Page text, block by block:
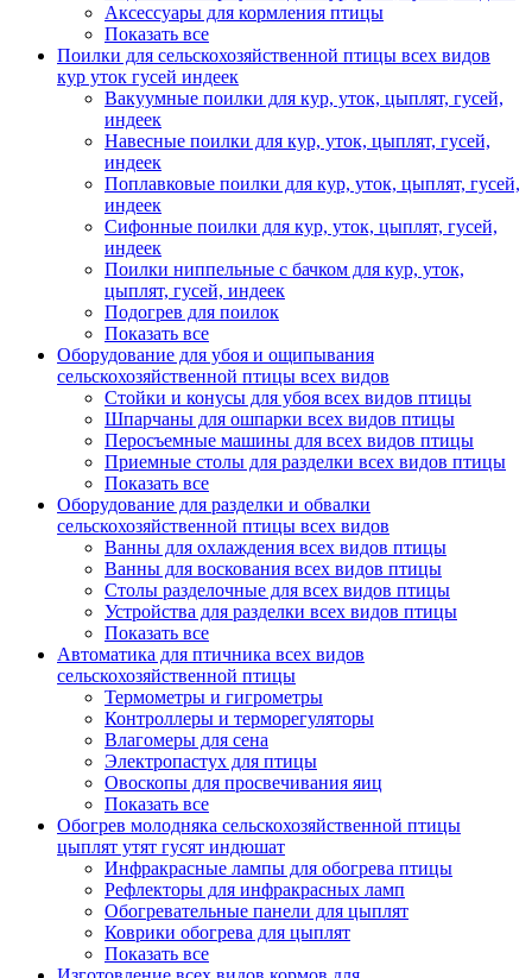
Аксессуары для кормления птицы
Показать все
Поилки для сельскохозяйственной птицы всех видов
кур уток гусей индеек
Вакуумные поилки для кур, уток, цыплят, гусей,
индеек
Навесные поилки для кур, уток, цыплят, гусей,
индеек
Поплавковые поилки для кур, уток, цыплят, гусей,
индеек
Сифонные поилки для кур, уток, цыплят, гусей,
индеек
Поилки ниппельные с бачком для кур, уток,
цыплят, гусей, индеек
Подогрев для поилок
Показать все
Оборудование для убоя и ощипывания
сельскохозяйственной птицы всех видов
Стойки и конусы для убоя всех видов птицы
Шпарчаны для ошпарки всех видов птицы
Перосъемные машины для всех видов птицы
Приемные столы для разделки всех видов птицы
Показать все
Оборудование для разделки и обвалки
сельскохозяйственной птицы всех видов
Ванны для охлаждения всех видов птицы
Ванны для воскования всех видов птицы
Столы разделочные для всех видов птицы
Устройства для разделки всех видов птицы
Показать все
Автоматика для птичника всех видов
сельскохозяйственной птицы
Термометры и гигрометры
Контроллеры и терморегуляторы
Влагомеры для сена
Электропастух для птицы
Овоскопы для просвечивания яиц
Показать все
Обогрев молодняка сельскохозяйственной птицы
цыплят утят гусят индюшат
Инфракрасные лампы для обогрева птицы
Рефлекторы для инфракрасных ламп
Обогревательные панели для цыплят
Коврики обогрева для цыплят
Показать все